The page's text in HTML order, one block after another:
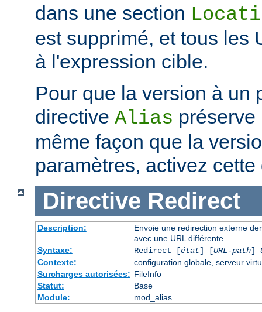
dans une section
est supprimé, et tous les
à l'expression cible.
Pour que la version à un
directive Alias
même façon que la
paramètres, activez
Directive Redirect
Description:
Envoie une redirection externe
avec une URL différente
Syntaxe:
Redirect [état] [URL-path]
Contexte:
configuration globale, serveur
Surcharges autorisées: FileInfo
Statut:
Base
Module:
mod_alias